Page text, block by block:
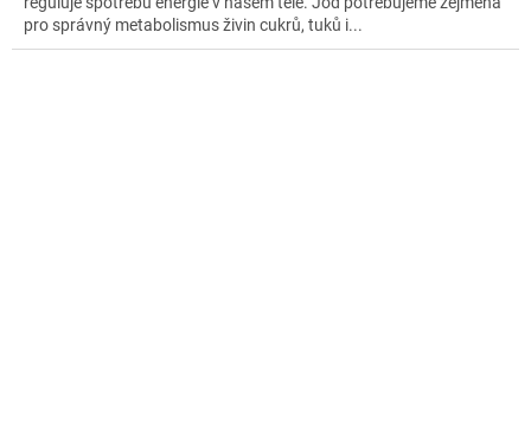
pro správný metabolismus živin cukrů, tuků i...